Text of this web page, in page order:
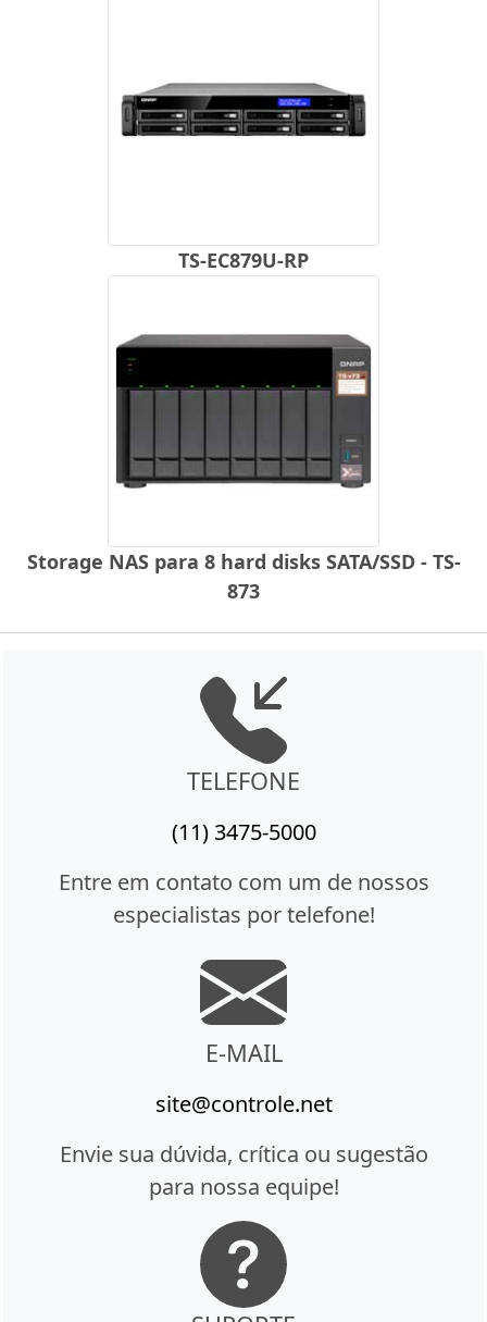
TS-EC879U-RP
Storage NAS para 8 hard disks SATA/SSD - TS-
873
TELEFONE
(11) 3475-5000
Entre em contato com um de nossos
especialistas por telefone!
E-MAIL
site@controle.net
Envie sua dúvida, crítica ou sugestão
para nossa equipe!